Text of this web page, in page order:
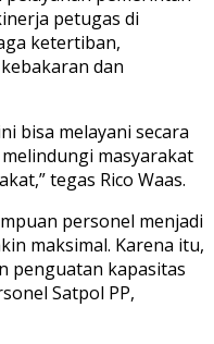
petugas di
ketertiban,
dan
bisa melayani secara
masyarakat
tegas Rico Waas.
personel menjadi
maksimal. Karena itu,
penguatan kapasitas
Satpol PP,